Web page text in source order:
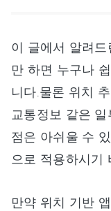
이 글에서 알려
만 하면 누구나
니다.물론 위치
교통정보 같은
점은 아쉬울 수
으로 적용하시기
만약 위치 기반